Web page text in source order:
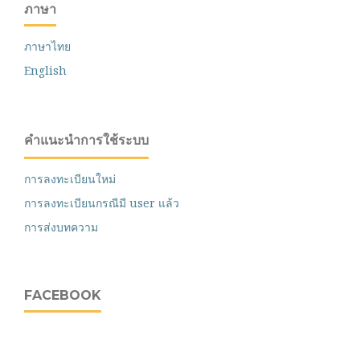
ภาษา
ภาษาไทย
English
คำแนะนำการใช้ระบบ
การลงทะเบียนใหม่
การลงทะเบียนกรณีมี user แล้ว
การส่งบทความ
FACEBOOK